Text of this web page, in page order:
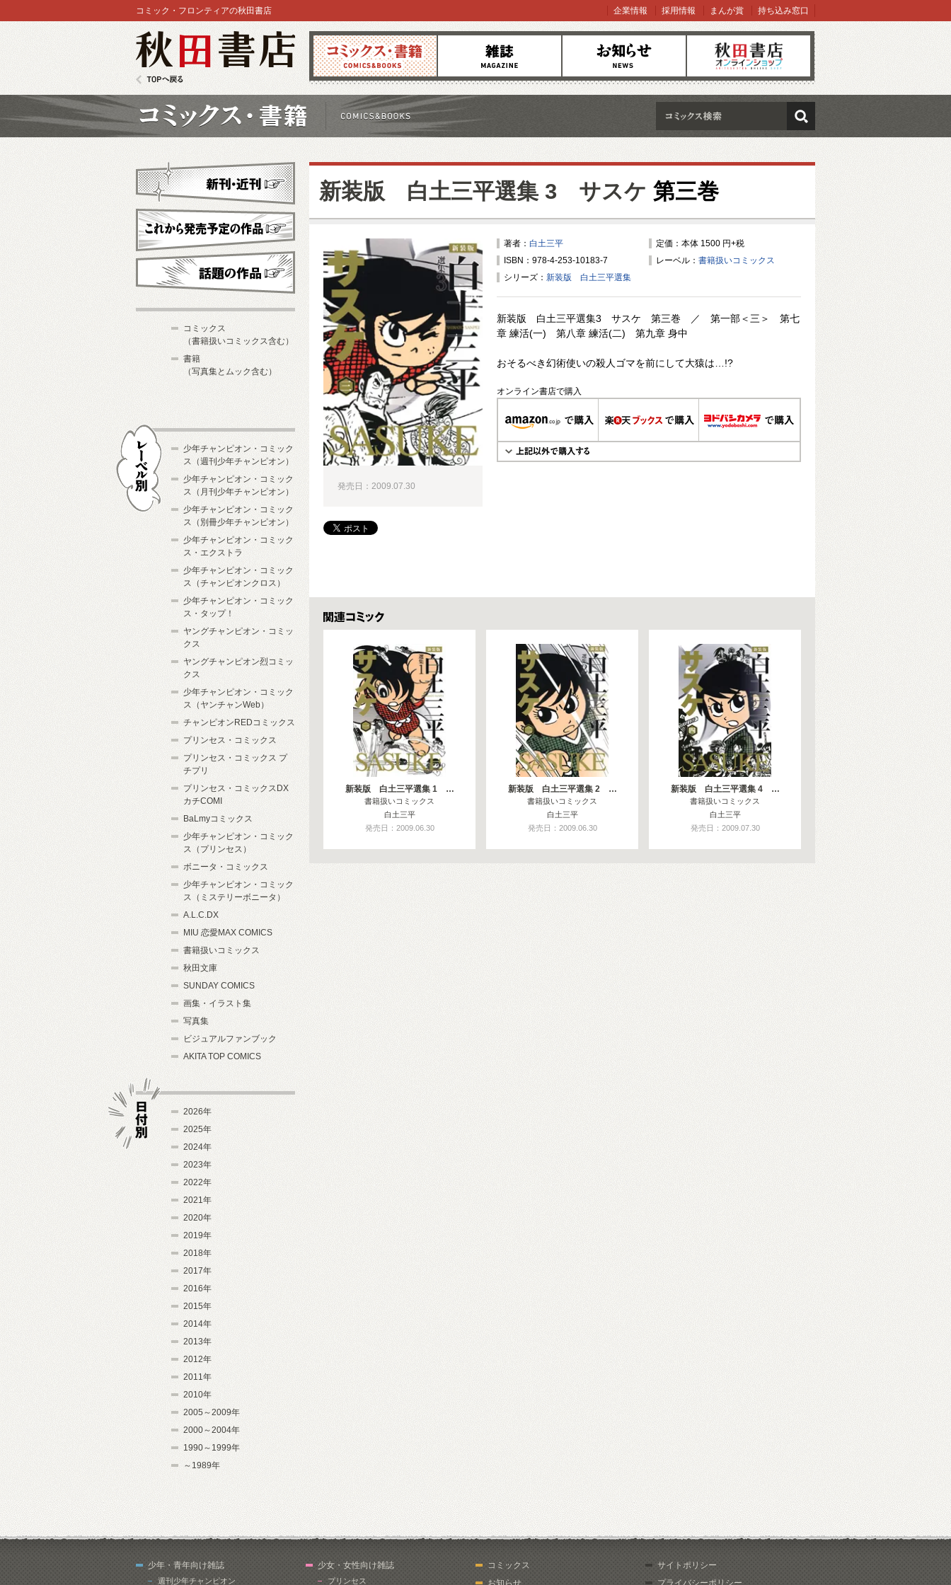
コミックス 雑誌 お知らせ オンラインショップ
コミック・フロンティアの秋田書店 企業情報 採用情報 まんが賞 持ち込み窓口
検索
新装版 白土三平選集 3 サスケ 第三巻
著者： 白土三平
定価：本体 1500 円+税
ISBN：978-4-253-10183-7
レーベル： 書籍扱いコミックス
シリーズ： 新装版 白土三平選集
新装版 白土三平選集3 サスケ 第三巻 ／ 第一部＜三＞ 第七
章 練活(一) 第八章 練活(二) 第九章 身中
おそるべき幻術使いの殺人ゴマを前にして大猿は…!?
オンライン書店で購入
発売日：2009.07.30
関連コミックス
新装版 白土三平選集 1 …
書籍扱いコミックス
白土三平
発売日：2009.06.30
新装版 白土三平選集 2 …
書籍扱いコミックス
白土三平
発売日：2009.06.30
新装版 白土三平選集 4 …
書籍扱いコミックス
白土三平
発売日：2009.07.30
新刊・近刊
これから発売予定
コミックス
（書籍扱いコミックス含む）
書籍
（写真集とムック含む）
少年チャンピオン・コミック
ス（週刊少年チャンピオン）
少年チャンピオン・コミック
ス（月刊少年チャンピオン）
少年チャンピオン・コミック
ス（別冊少年チャンピオン）
少年チャンピオン・コミック
ス・エクストラ
少年チャンピオン・コミック
ス（チャンピオンクロス）
少年チャンピオン・コミック
ス・タップ！
ヤングチャンピオン・コミッ
クス
ヤングチャンピオン烈コミッ
クス
少年チャンピオン・コミック
ス（ヤンチャンWeb）
チャンピオンREDコミックス
プリンセス・コミックス
プリンセス・コミックス プ
チプリ
プリンセス・コミックスDX
カチCOMI
BaLmyコミックス
少年チャンピオン・コミック
ス（プリンセス）
ボニータ・コミックス
少年チャンピオン・コミック
ス（ミステリーボニータ）
A.L.C.DX
MIU 恋愛MAX COMICS
書籍扱いコミックス
秋田文庫
SUNDAY COMICS
画集・イラスト集
写真集
ビジュアルファンブック
AKITA TOP COMICS
2026年
2025年
2024年
2023年
2022年
2021年
2020年
2019年
2018年
2017年
2016年
2015年
2014年
2013年
2012年
2011年
2010年
2005～2009年
2000～2004年
1990～1999年
～1989年
少年・青年向け雑誌
週刊少年チャンピオン
少女・女性向け雑誌
プリンセス
コミックス
お知らせ
サイトポリシー
プライバシーポリシー